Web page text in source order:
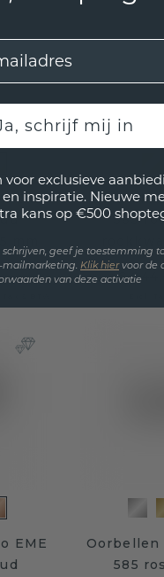
OVL
585
€ 244,-
EME
Oorbellen
585
schrijf mij in
voor exclusieve
en inspiratie. Nieuwe
kans op €500
schrijven, geef je toestemming
mailmarketing. Klik hiervoor de
van deze activatie